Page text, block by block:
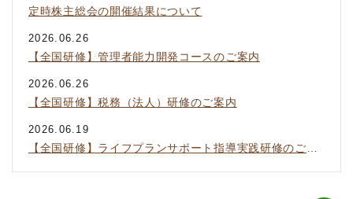
定時株主総会の開催結果について
2026.06.26
【全国研修】管理者能力開発コースのご案内
2026.06.26
【全国研修】税務（法人）研修のご案内
2026.06.19
【全国研修】ライフプランサポート指導実践研修のご案内